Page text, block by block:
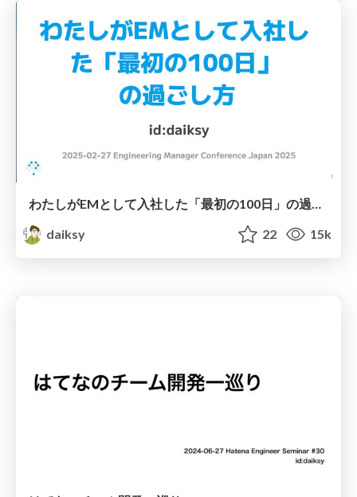
わたしがEMとして入社した「最初の100日」の過ごし方 / EMConfJp2025
daiksy
22 15k